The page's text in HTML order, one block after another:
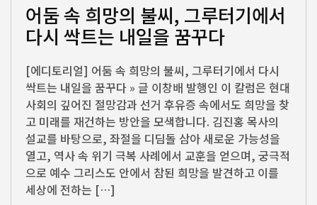
어둠 속 희망의 불씨, 그루터기에서
다시 싹트는 내일을 꿈꾸다
[에디토리얼] 어둠 속 희망의 불씨, 그루터기에서 다시
싹트는 내일을 꿈꾸다 » 글 이창배 발행인 이 칼럼은 현대
사회의 깊어진 절망감과 선거 후유증 속에서도 희망을 찾
고 미래를 재건하는 방안을 모색합니다. 김진홍 목사의
설교를 바탕으로, 좌절을 디딤돌 삼아 새로운 가능성을
열고, 역사 속 위기 극복 사례에서 교훈을 얻으며, 궁극적
으로 예수 그리스도 안에서 참된 희망을 발견하고 이를
세상에 전하는 […]